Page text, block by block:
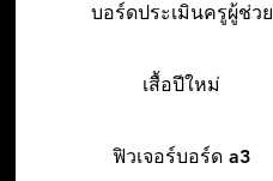
บอร์ดประเมินครูผู้ช่วย
เสื้อปีใหม่
ฟิวเจอร์บอร์ด a3